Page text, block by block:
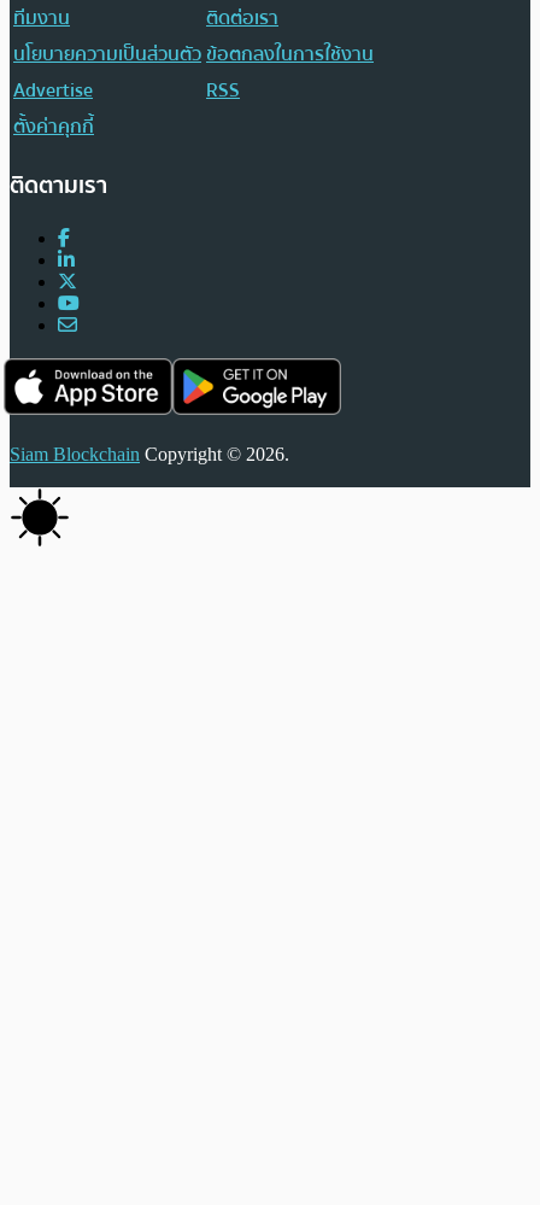
ทีมงาน
ติดต่อเรา
นโยบายความเป็นส่วนตัวข้อตกลงในการใช้งาน
Advertise
RSS
ตั้งค่าคุกกี้
ติดตามเรา
Siam Blockchain Copyright © 2026.